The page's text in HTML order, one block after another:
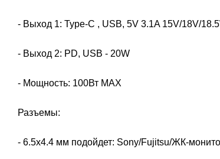
- Выход 1: Type-C , USB, 5V 3.1A 15V/18V/
- Выход 2: PD, USB - 20W
- Мощность: 100Вт MAX
Разъемы:
- 6.5х4.4 мм подойдет: Sony/Fujitsu/ЖК-